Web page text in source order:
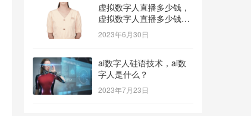
虚拟数字人直播多少钱，
虚拟数字人直播多少钱一
个？
2023年6月30日
ai数字人硅语技术，ai数
字人是什么？
2023年7月23日